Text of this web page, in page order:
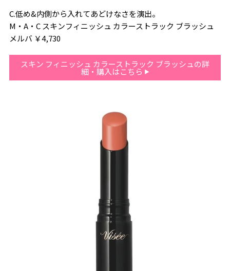
C.低め&内側から入れてあどけなさを演出。
M・A・C スキンフィニッシュ カラーストラック ブラッシュ
メルバ ￥4,730
スキン フィニッシュ カラーストラック ブラッシュの詳
細・購入はこちら